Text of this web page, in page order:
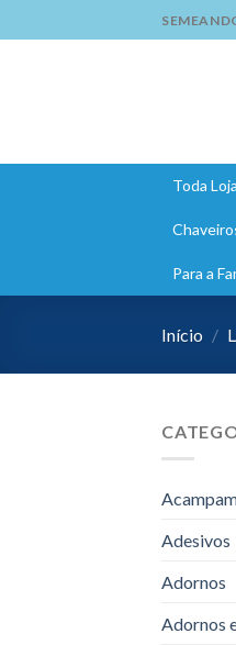
to
Toda Loja
Para a
Início /
Adesivos
Adornos
Adornos